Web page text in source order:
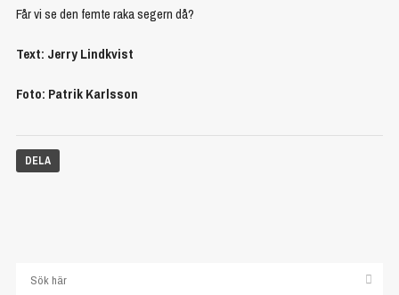
Får vi se den femte raka segern då?
Text: Jerry Lindkvist
Foto: Patrik Karlsson
DELA